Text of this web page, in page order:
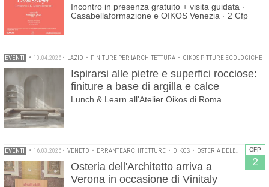
Incontro in presenza gratuito + visita guidata ·
Casabellaformazione e OIKOS Venezia · 2 Cfp
EVENTI • 10.04.2026 • LAZIO • FINITURE PER L'ARCHITETTURA • OIKOS PITTURE ECOLOGICHE
Ispirarsi alle pietre e superfici rocciose:
finiture a base di argilla e calce
Lunch & Learn all'Atelier Oikos di Roma
CFP
2
EVENTI • 16.03.2026 • VENETO • ERRANTEARCHITETTURE • OIKOS • OSTERIA DELL'ARCHITETTO
Osteria dell'Architetto arriva a
Verona in occasione di Vinitaly